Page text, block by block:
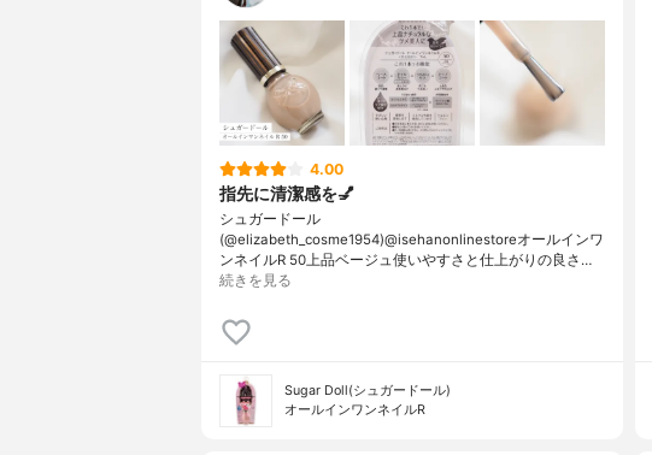
4.00
指先に清潔感を💅
シュガードール
(@elizabeth_cosme1954)@isehanonlinestoreオールインワ
ンネイルR 50上品ベージュ使いやすさと仕上がりの良さ…
続きを見る
Sugar Doll(シュガードール)
オールインワンネイルR